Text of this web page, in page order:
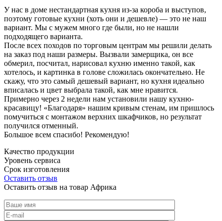
У нас в доме нестандартная кухня из-за короба и выступов,
поэтому готовые кухни (хоть они и дешевле) — это не наш
вариант. Мы с мужем много где были, но не нашли
подходящего варианта.
После всех походов по торговым центрам мы решили делать
на заказ под наши размеры. Вызвали замерщика, он все
обмерил, посчитал, нарисовал кухню именно такой, как
хотелось, и картинка в голове сложилась окончательно. Не
скажу, что это самый дешевый вариант, но кухня идеально
вписалась и цвет выбрала такой, как мне нравится.
Примерно через 2 недели нам установили нашу кухню-
красавицу! «Благодаря» нашим кривым стенам, им пришлось
помучиться с монтажом верхних шкафчиков, но результат
получился отменный.
Большое всем спасибо! Рекомендую!
Качество продукции
Уровень сервиса
Срок изготовления
Оставить отзыв
Оставить отзыв на товар Африка